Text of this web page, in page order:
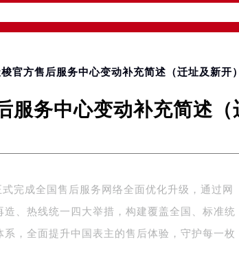
座11层1102室（北京总部）（需提前预约）
层2603室（需提前预约）
室（需提前预约）
室（需提前预约）
1604室（需提前预约）
华润万象城）17层1706室（需提前预约）
官方售后服务中心变动补充简述（迁址及新开）
服务中心变动补充简述（
完成全国售后服务网络全面优化升级，通过网
造、热线统一四大举措，构建覆盖全国、标准统
，全面提升中国表主的售后体验，守护每一枚